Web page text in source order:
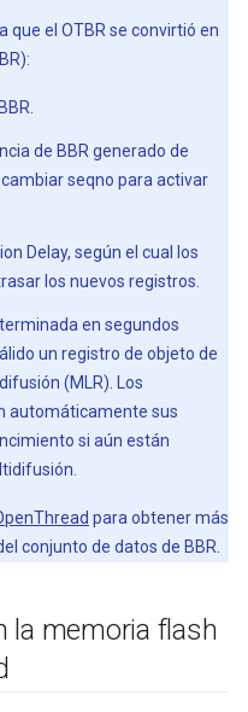
que el OTBR se convirtió en
de BBR generado de
seqno para activar
Delay, según el cual los
los nuevos registros.
en segundos
un registro de objeto de
(MLR). Los
automáticamente sus
si aún están
para obtener más
conjunto de datos de BBR.
la memoria flash